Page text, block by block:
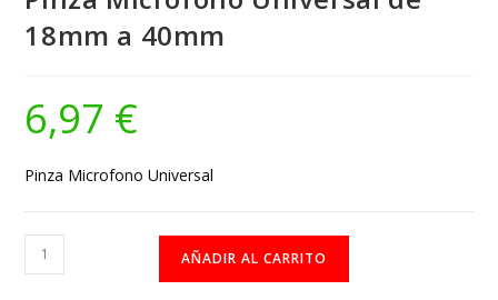
18mm a 40mm
6,97 €
Pinza Microfono Universal
Pinza
Microfono
AÑADIR AL CARRITO